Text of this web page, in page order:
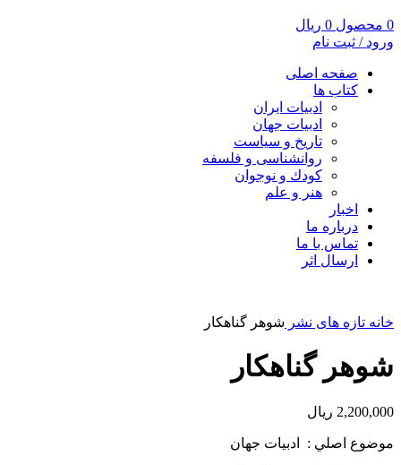
0 محصول 0 ریال
ورود / ثبت نام
صفحه اصلی
کتاب ها
ادبیات ایران
ادبیات جهان
تاریخ و سیاست
روانشناسی و فلسفه
کودك و نوجوان
هنر و علم
اخبار
درباره ما
تماس با ما
ارسال اثر
خانه تازه های نشر شوهر گناهکار
شوهر گناهکار
2,200,000 ریال
موضوع اصلي : ادبیات جهان